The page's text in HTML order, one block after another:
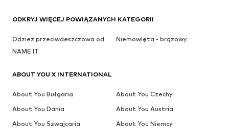
ODKRYJ WIĘCEJ POWIĄZANYCH KATEGORII
Odzież przeciwdeszczowa od
NAME IT
Niemowlęta - brązowy
ABOUT YOU X INTERNATIONAL
About You Bułgaria
About You Czechy
About You Dania
About You Austria
About You Szwajcaria
About You Niemcy